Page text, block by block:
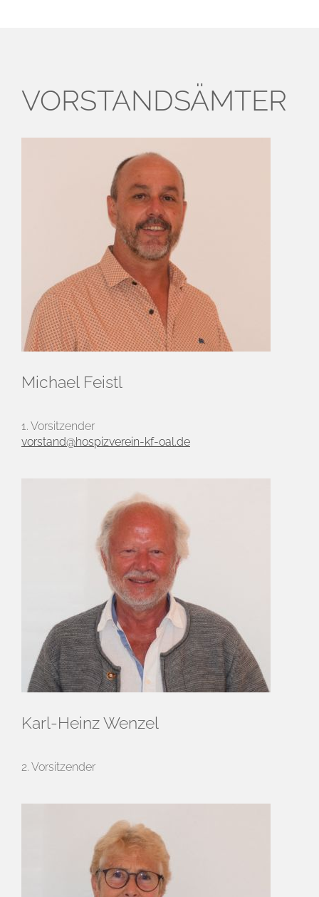
VORSTANDS­ÄMTER
Michael Feistl
1. Vorsitzender
vorstand@hospizverein-kf-oal.de
Karl-Heinz Wenzel
2. Vorsitzender